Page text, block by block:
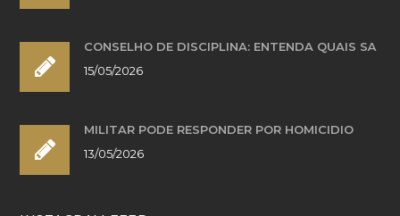
CONSELHO DE DISCIPLINA: ENTENDA QUAIS SÃ
15/05/2026
MILITAR PODE RESPONDER POR HOMICÍDIO
13/05/2026